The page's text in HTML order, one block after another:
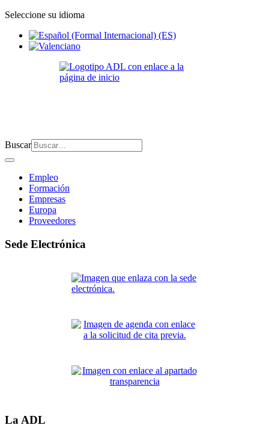
Seleccione su idioma
Buscar
Empleo
Formación
Empresas
Europa
Proveedores
Sede Electrónica
La ADL